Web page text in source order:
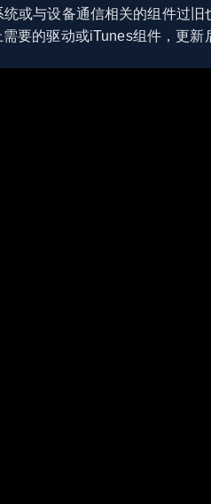
统或与设备通信相关的组件过
要的驱动或iTunes组件，更新